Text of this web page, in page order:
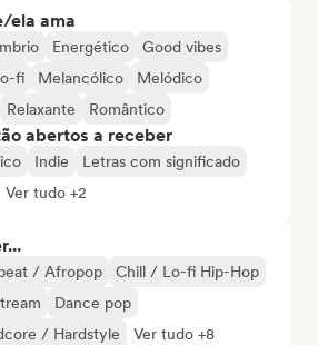
ela ama
Energético
Good vibes
fi Melancólico
Melódico
Relaxante Romântico
abertos a receber
Indie
Letras com significado
Ver tudo +2
/ Afropop
Chill / Lo-fi Hip-Hop
Dance pop
/ Hardstyle
Ver tudo +8